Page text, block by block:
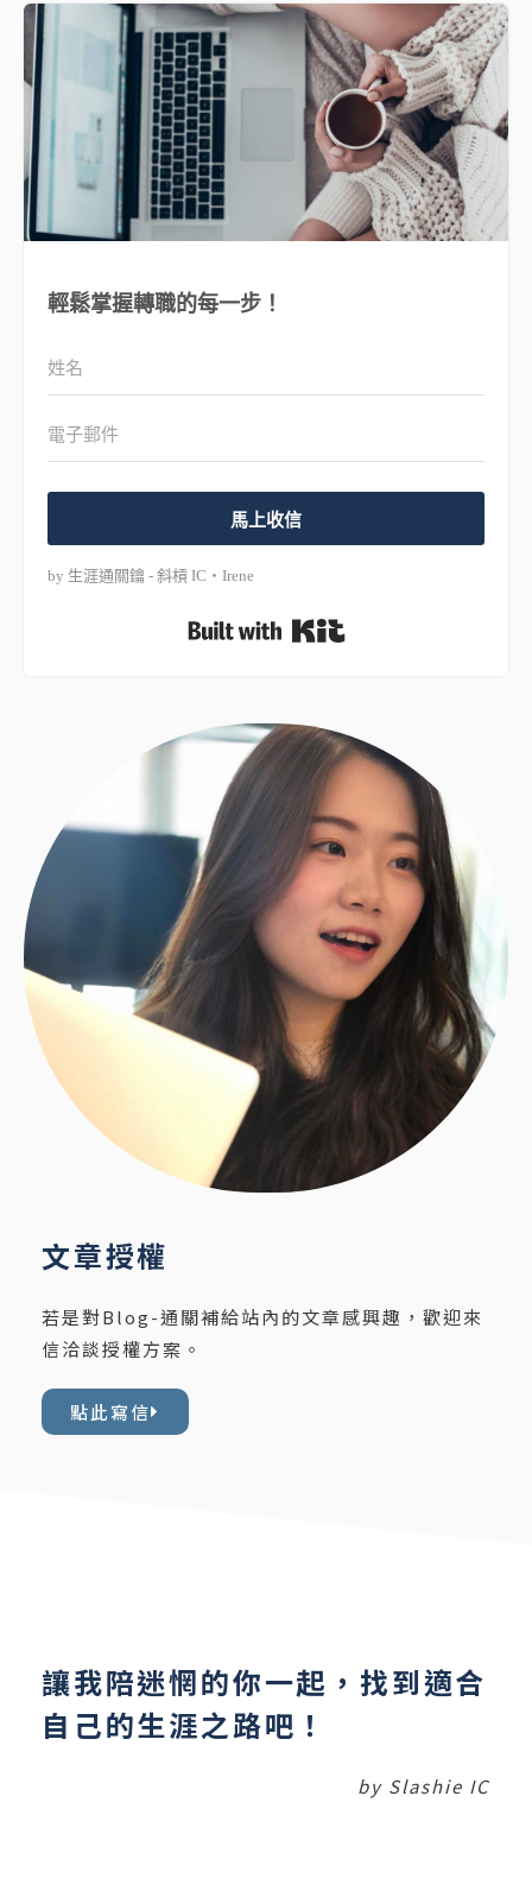
輕鬆掌握轉職的每一步！
馬上收信
by 生涯通關鑰 - 斜槓 IC・Irene
文章授權
若是對Blog-通關補給站內的文章感興趣，歡迎來
信洽談授權方案。
點此寫信
讓我陪迷惘的你一起，找到適合
自己的生涯之路吧！
by Slashie IC